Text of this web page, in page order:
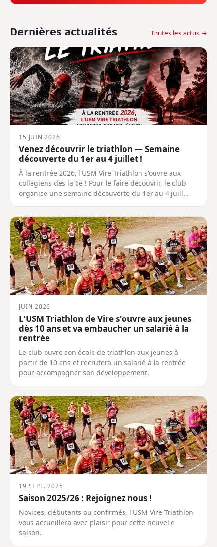
Dernières actualités Toutes les actus →
15 JUIN 2026
Venez découvrir le triathlon — Semaine
découverte du 1er au 4 juillet !
À la rentrée 2026, l'USM Vire Triathlon s'ouvre aux
collégiens dès la 6e ! Pour le faire découvrir, le club
organise une semaine découverte du 1er au 4 juill…
JUIN 2026
L'USM Triathlon de Vire s'ouvre aux jeunes
dès 10 ans et va embaucher un salarié à la
rentrée
Le club ouvre son école de triathlon aux jeunes à
partir de 10 ans et recrutera un salarié à la rentrée
pour accompagner son développement.
19 SEPT. 2025
Saison 2025/26 : Rejoignez nous !
Novices, débutants ou confirmés, l'USM Vire Triathlon
vous accueillera avec plaisir pour cette nouvelle
saison.